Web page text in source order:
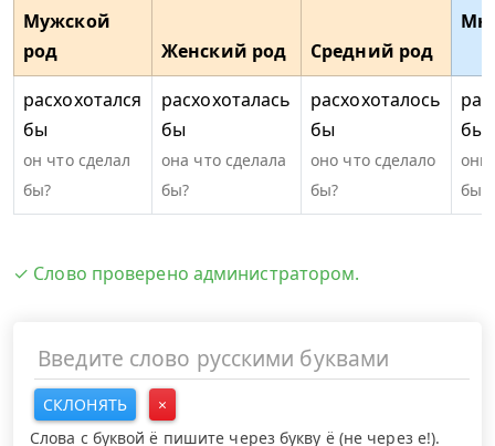
Мужской
род
Женский род
Средний род
расхохотался
бы
он что сделал
бы?
расхохоталась
бы
она что сделала
бы?
расхохоталось
бы
оно что сделало
бы?
бы
они
бы?
✓ Слово проверено администратором.
СКЛОНЯТЬ
×
Слова с буквой ё пишите через букву ё (не через е!).